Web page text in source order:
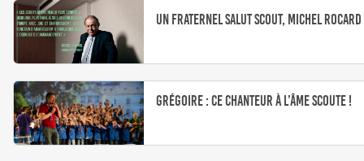
Un fraternel salut scout, Michel Rocard
Grégoire : ce chanteur à l’âme scoute !